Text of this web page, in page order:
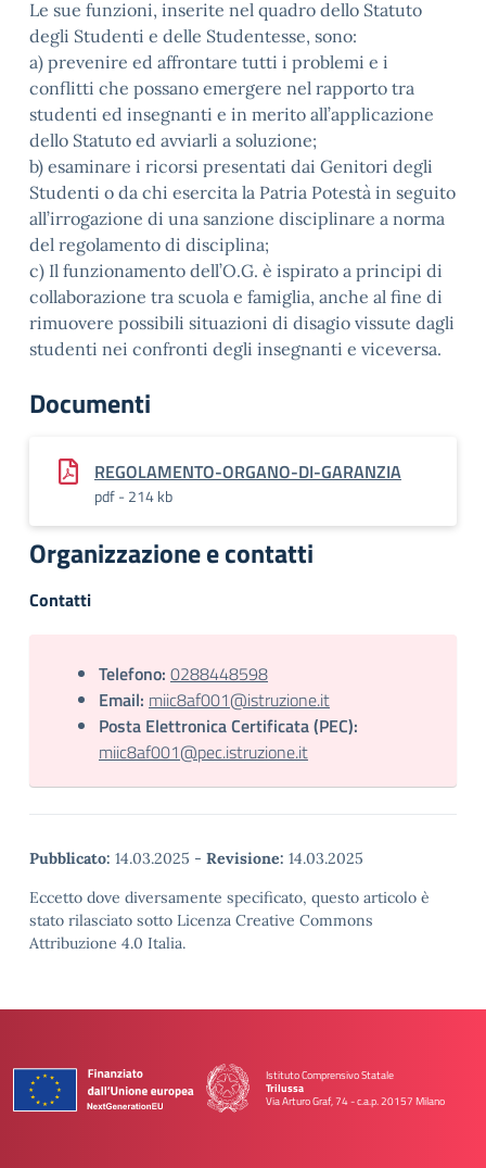
Le sue funzioni, inserite nel quadro dello Statuto
degli Studenti e delle Studentesse, sono:
a) prevenire ed affrontare tutti i problemi e i
conflitti che possano emergere nel rapporto tra
studenti ed insegnanti e in merito all’applicazione
dello Statuto ed avviarli a soluzione;
b) esaminare i ricorsi presentati dai Genitori degli
Studenti o da chi esercita la Patria Potestà in seguito
all’irrogazione di una sanzione disciplinare a norma
del regolamento di disciplina;
c) Il funzionamento dell’O.G. è ispirato a principi di
collaborazione tra scuola e famiglia, anche al fine di
rimuovere possibili situazioni di disagio vissute dagli
studenti nei confronti degli insegnanti e viceversa.
Documenti
REGOLAMENTO-ORGANO-DI-GARANZIA
pdf - 214 kb
Organizzazione e contatti
Contatti
Telefono: 0288448598
Email: miic8af001@istruzione.it
Posta Elettronica Certificata (PEC):
miic8af001@pec.istruzione.it
Pubblicato: 14.03.2025 - Revisione: 14.03.2025
Eccetto dove diversamente specificato, questo articolo è
stato rilasciato sotto Licenza Creative Commons
Attribuzione 4.0 Italia.
Istituto Comprensivo Statale
Trilussa
Via Arturo Graf, 74 - c.a.p. 20157 Milano
— Visita la pagina iniziale della scuola